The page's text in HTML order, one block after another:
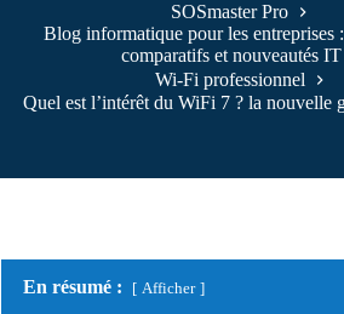
SOSmaster Pro
Blog informatique pour les entreprises
comparatifs et nouveautés IT
Wi-Fi professionnel
Quel est l’intérêt du WiFi 7 ? la nouvelle
En résumé : Afficher